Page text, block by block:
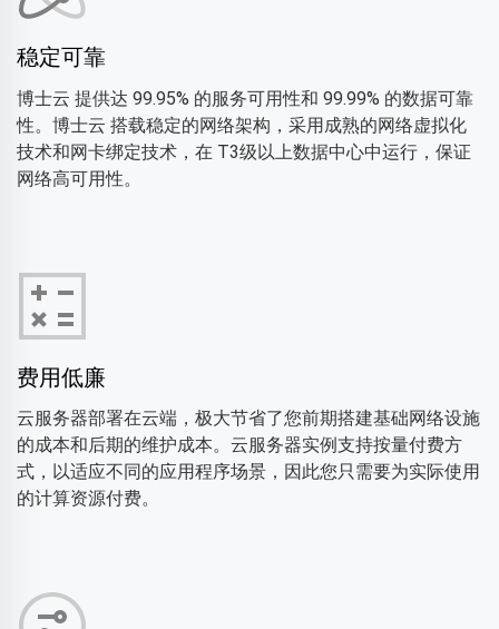
稳定可靠
博士云 提供达 99.95% 的服务可用性和 99.99% 的数据可靠
性。博士云 搭载稳定的网络架构，采用成熟的网络虚拟化
技术和网卡绑定技术，在 T3级以上数据中心中运行，保证
网络高可用性。
费用低廉
云服务器部署在云端，极大节省了您前期搭建基础网络设施
的成本和后期的维护成本。云服务器实例支持按量付费方
式，以适应不同的应用程序场景，因此您只需要为实际使用
的计算资源付费。